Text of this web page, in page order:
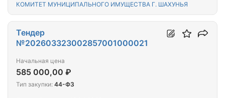
КОМИТЕТ МУНИЦИПАЛЬНОГО ИМУЩЕСТВА Г. ШАХУНЬЯ
Тендер
№202603323002857001000021
Начальная цена
585 000,00 ₽
Тип закупки: 44-ФЗ